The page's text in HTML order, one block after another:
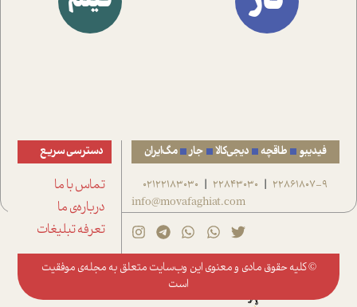
فیدیبو طاقچه دیجی‌کالا جار مگ‌ایران
22861807-9
|
22843030
|
02122183030
info@movafaghiat.com
دسترسی سریع
تماس با ما
درباره‌ی ما
تعرفه تبلیغات
© کلیه حقوق مادی و معنوی این وب‌سایت متعلق به مجله‌ی موفقیت
است